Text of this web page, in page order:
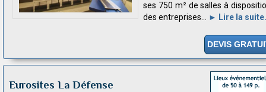
ses 750 m² de salles à
des entreprises... ► Lire la suite.
DEVIS
Eurosites La Défense